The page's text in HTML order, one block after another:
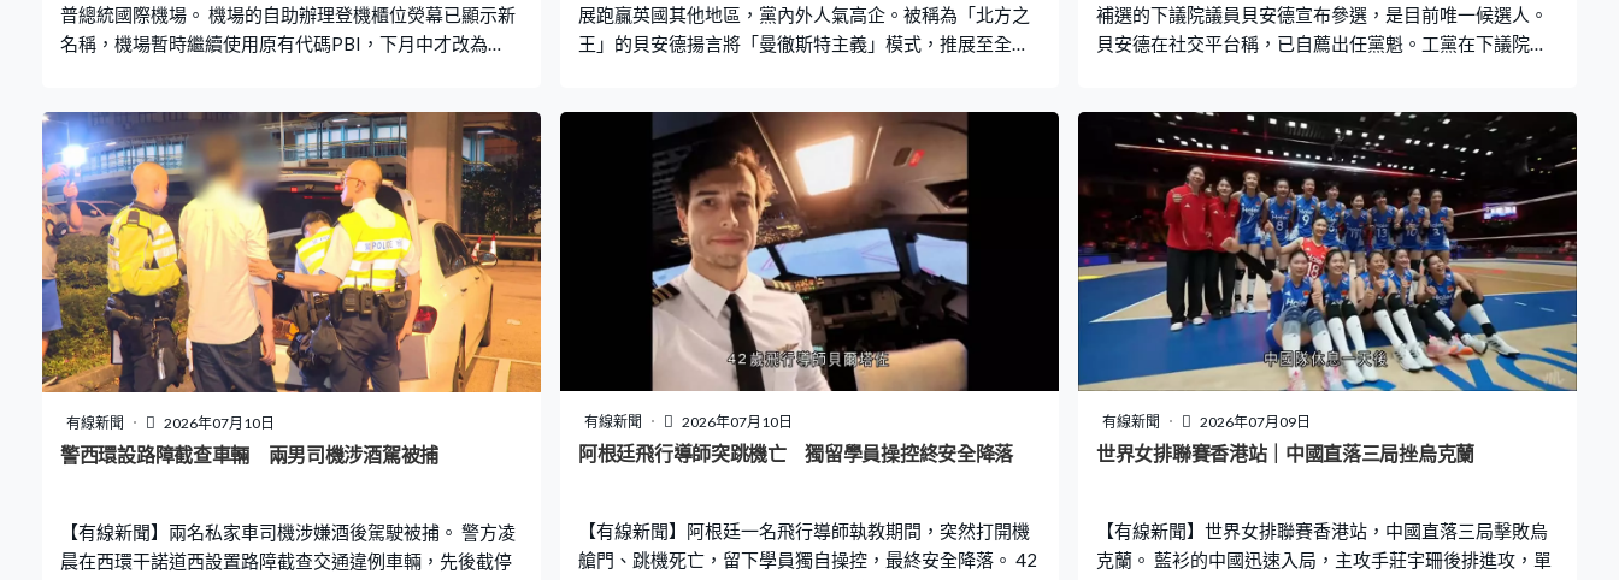
普總統國際機場。 機場的自助辦理登機櫃位熒幕已顯示新
名稱，機場暫時繼續使用原有代碼PBI，下月中才改為
抵達機場，是機場改名後首架降落的航班，他說特朗普對
佛羅里達州和美國的貢獻無人能及，值得擁有這份榮譽，
自己作為兒子感到自豪。
展跑贏英國其他地區，黨內外人氣高企。被稱為「北方之
王」的貝安德揚言將「曼徹斯特主義」模式，推展至全
運作。」貝安德得到工黨黨友辭職「讓路」，成功透過補
選晉身為下議院議員，最重要是得以「入閘」，邁向工黨
黨魁以至首相之位。 56歲的貝安德2001年首度當選大曼
徹斯特的國會議員，之後加入貝理雅及白高敦政府，當過
文化大臣和衛生大臣。2010年及2015年兩度挑戰工黨黨
魁，均失敗而回。他決定離開西敏寺政治中心，行另一條
路，回歸大曼徹斯特深耕，反而做出卓越成績。 貝安德有
一套「曼徹斯特主義」的治理理念，透過地方分權主導經
濟發展，組織投資、引導產業、創造就業、推進房屋、交
通、能源基建和城鎮再生項目發展。他主張地方社會民主
主義，將私人投資引進公共服務，代表作是「蜜蜂網絡」
交通改革，將大曼徹特巴士及電車收歸政府控制，再交予
他地方。他形象「貼地」，也敢於跟
補選的下議院議員貝安德宣布參選，是目前唯一候選人。
貝安德在社交平台稱，已自薦出任黨魁。工黨在下議院有
人提名期下周三截止，候選人需獲至少81人支持，並得到
至少三個工黨附屬組織，包括兩個工會提名才能角逐黨
魁。若貝安德是唯一候選人並達到提名門檻，工黨下周五
將召開特別大會，宣布貝安德擔任新黨魁，之後將獲任命
為首相。
有線新聞 2026年07月10日
警西環設路障截查車輛 兩男司機涉酒駕被捕
【有線新聞】兩名私家車司機涉嫌酒後駕駛被捕。 警方凌
晨在西環干諾道西設置路障截查交通違例車輛，先後截停
有線新聞 2026年07月10日
阿根廷飛行導師突跳機亡 獨留學員操控終安全降落
【有線新聞】阿根廷一名飛行導師執教期間，突然打開機
艙門、跳機死亡，留下學員獨自操控，最終安全降落。 42
有線新聞 2026年07月09日
世界女排聯賽香港站｜中國直落三局挫烏克蘭
【有線新聞】世界女排聯賽香港站，中國直落三局擊敗烏
克蘭。 藍衫的中國迅速入局，主攻手莊宇珊後排進攻，單